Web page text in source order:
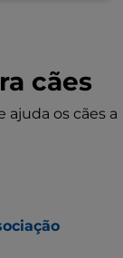
cães
os cães a